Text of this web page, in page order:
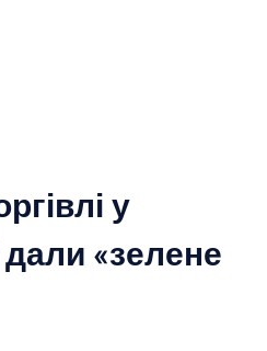
у
«зелене